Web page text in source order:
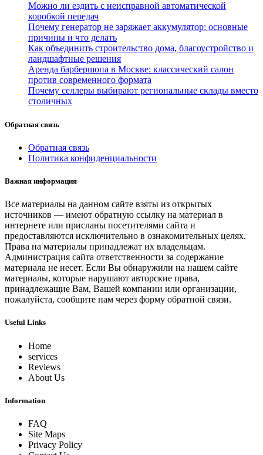
Можно ли ездить с неисправной автоматической
коробкой передач
Почему генератор не заряжает аккумулятор: основные
причины и что делать
Как объединить строительство дома, благоустройство и
ландшафтные решения
Аренда барбершопа в Москве: классический салон
против современного формата
Почему селлеры выбирают региональные склады вместо
столичных
Обратная связь
Обратная связь
Политика конфиденциальности
Важная информация
Все материалы на данном сайте взяты из открытых
источников — имеют обратную ссылку на материал в
интернете или присланы посетителями сайта и
предоставляются исключительно в ознакомительных целях.
Права на материалы принадлежат их владельцам.
Администрация сайта ответственности за содержание
материала не несет. Если Вы обнаружили на нашем сайте
материалы, которые нарушают авторские права,
принадлежащие Вам, Вашей компании или организации,
пожалуйста, сообщите нам через форму обратной связи.
Useful Links
Home
services
Reviews
About Us
Information
FAQ
Site Maps
Privacy Policy